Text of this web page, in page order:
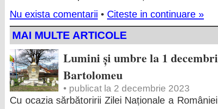
Nu exista comentarii • Citeste in continuare »
MAI MULTE ARTICOLE
Lumini și umbre la 1
Bartolomeu
• publicat la 2 decembrie 2023
Cu ocazia sărbătoririi Zilei Naționale a